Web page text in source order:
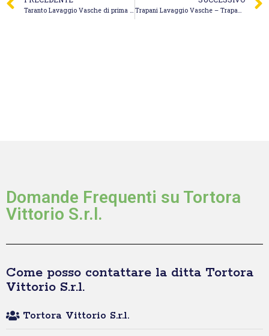
Taranto Lavaggio Vasche di prima pioggia – Dinoi Spurgo Trapani Lavaggio Vasche – Trapani Spurghi
Domande Frequenti su Tortora
Vittorio S.r.l.
Come posso contattare la ditta Tortora
Vittorio S.r.l.
Tortora Vittorio S.r.l.